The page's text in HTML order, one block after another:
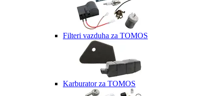
Filteri vazduha za TOMOS
Karburator za TOMOS